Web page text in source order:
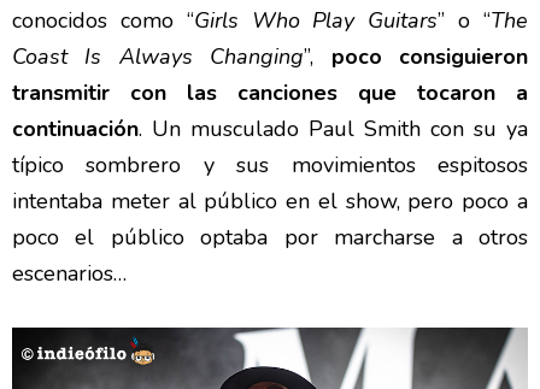
conocidos como “Girls Who Play Guitars” o “The
Coast Is Always Changing”, poco consiguieron
transmitir con las canciones que tocaron a
continuación. Un musculado Paul Smith con su ya
típico sombrero y sus movimientos espitosos
intentaba meter al público en el show, pero poco a
poco el público optaba por marcharse a otros
escenarios…